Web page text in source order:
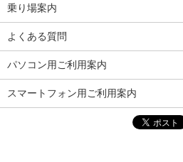
乗り場案内
よくある質問
パソコン用ご利用案内
スマートフォン用ご利用案内